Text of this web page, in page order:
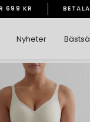
699 KR
Nyheter